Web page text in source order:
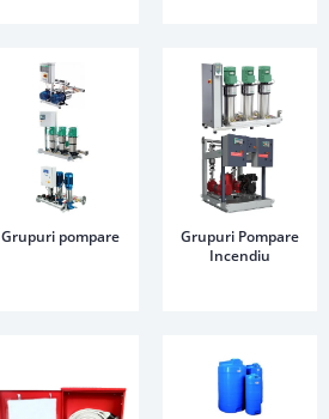
Grupuri pompare
Grupuri Pompare
Incendiu